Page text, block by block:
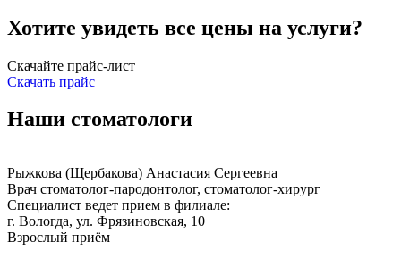
Хотите увидеть все цены на услуги?
Скачайте прайс-лист
Скачать прайс
Наши стоматологи
Рыжкова (Щербакова) Анастасия Сергеевна
Врач стоматолог-пародонтолог, стоматолог-хирург
Специалист ведет прием в филиале:
г. Вологда, ул. Фрязиновская, 10
Взрослый приём